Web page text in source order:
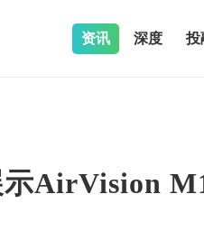
资讯 深度 投
AirVision